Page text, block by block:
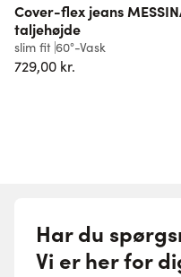
Cover-flex jeans
taljehøjde
slim fit 60°-Vask
729,00 kr.
Har du
Vi er her for